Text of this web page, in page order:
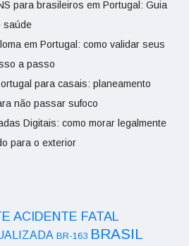
para brasileiros em Portugal: Guia
saúde
em Portugal: como validar seus
a passo
para casais: planeamento
não passar sufoco
Digitais: como morar legalmente
para o exterior
ACIDENTE FATAL
BR-163 BRASIL